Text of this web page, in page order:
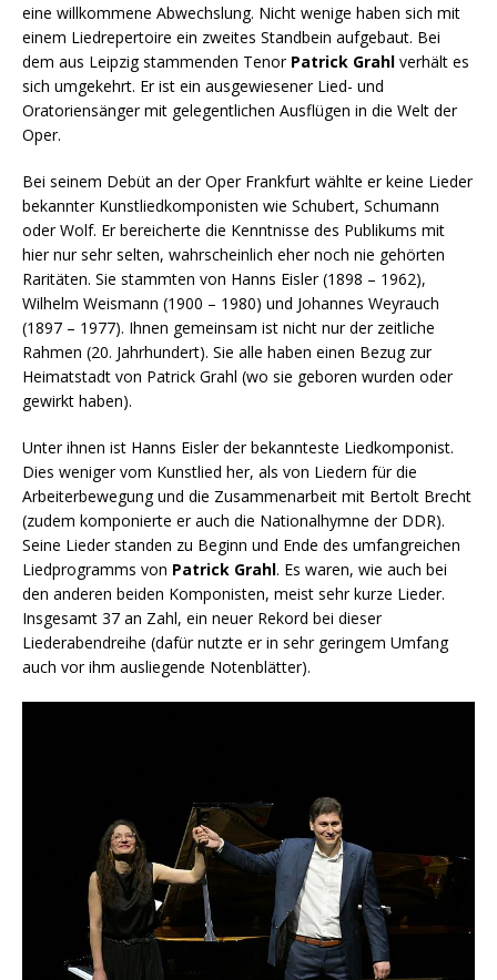
eine willkommene Abwechslung. Nicht wenige haben sich mit
einem Liedrepertoire ein zweites Standbein aufgebaut. Bei
dem aus Leipzig stammenden Tenor Patrick Grahl verhält es
sich umgekehrt. Er ist ein ausgewiesener Lied- und
Oratoriensänger mit gelegentlichen Ausflügen in die Welt der
Oper.
Bei seinem Debüt an der Oper Frankfurt wählte er keine Lieder
bekannter Kunstliedkomponisten wie Schubert, Schumann
oder Wolf. Er bereicherte die Kenntnisse des Publikums mit
hier nur sehr selten, wahrscheinlich eher noch nie gehörten
Raritäten. Sie stammten von Hanns Eisler (1898 – 1962),
Wilhelm Weismann (1900 – 1980) und Johannes Weyrauch
(1897 – 1977). Ihnen gemeinsam ist nicht nur der zeitliche
Rahmen (20. Jahrhundert). Sie alle haben einen Bezug zur
Heimatstadt von Patrick Grahl (wo sie geboren wurden oder
gewirkt haben).
Unter ihnen ist Hanns Eisler der bekannteste Liedkomponist.
Dies weniger vom Kunstlied her, als von Liedern für die
Arbeiterbewegung und die Zusammenarbeit mit Bertolt Brecht
(zudem komponierte er auch die Nationalhymne der DDR).
Seine Lieder standen zu Beginn und Ende des umfangreichen
Liedprogramms von Patrick Grahl. Es waren, wie auch bei
den anderen beiden Komponisten, meist sehr kurze Lieder.
Insgesamt 37 an Zahl, ein neuer Rekord bei dieser
Liederabendreihe (dafür nutzte er in sehr geringem Umfang
auch vor ihm ausliegende Notenblätter).